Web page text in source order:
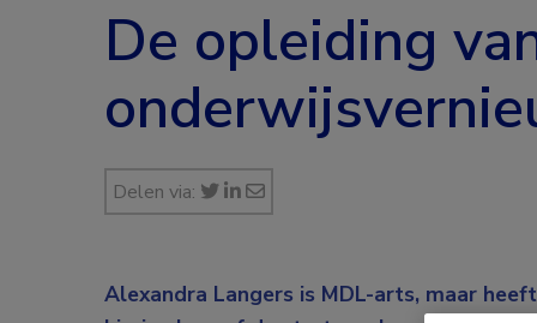
De opleiding
Delen via:
Alexandra Langers is MDL-arts, maar